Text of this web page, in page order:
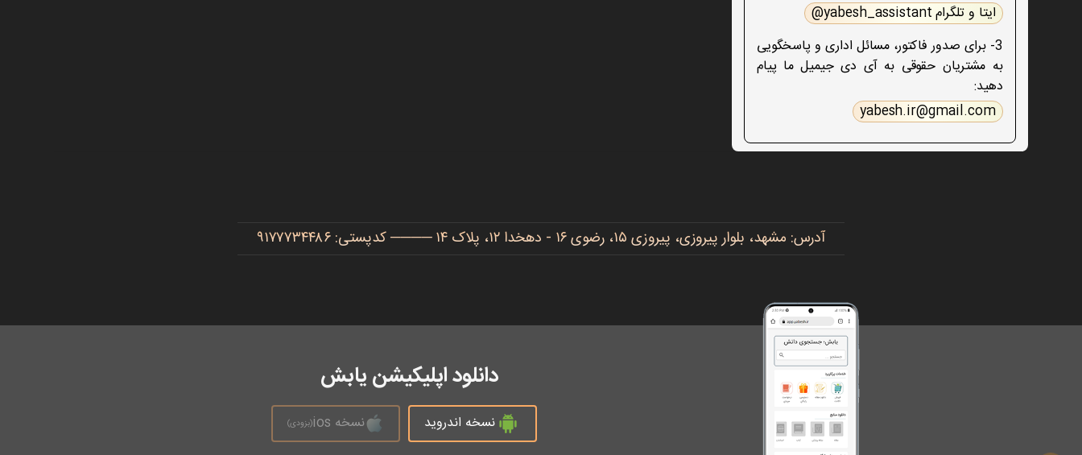
ایتا و تلگرام yabesh_assistant@
3- برای صدور فاکتور، مسائل اداری و پاسخگویی
به مشتریان حقوقی به آی دی جیمیل ما پیام
دهید:
yabesh.ir@gmail.com
آدرس: مشهد، بلوار پیروزی، پیروزی ۱۵، رضوی ۱۶ - دهخدا ۱۲، پلاک ۱۴ ──── کدپستی: ۹۱۷۷۷۳۴۴۸۶
دانلود اپلیکیشن یابش
نسخه اندروید نسخه ios (بزودی)